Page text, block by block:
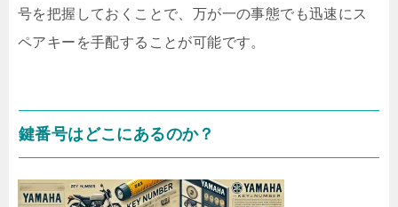
号を把握しておくことで、万が一の事態でも迅速にス
ペアキーを手配することが可能です。
鍵番号はどこにあるのか？